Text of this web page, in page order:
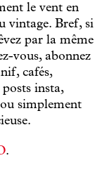
le vent en
vintage. Bref, si
par la même
vous, abonnez
cafés,
insta,
simplement
.